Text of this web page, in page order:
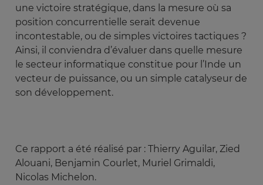
une victoire stratégique, dans la mesure où sa
position concurrentielle serait devenue
incontestable, ou de simples victoires tactiques ?
Ainsi, il conviendra d’évaluer dans quelle mesure
le secteur informatique constitue pour l’Inde un
vecteur de puissance, ou un simple catalyseur de
son développement.
Ce rapport a été réalisé par : Thierry Aguilar, Zied
Alouani, Benjamin Courlet, Muriel Grimaldi,
Nicolas Michelon.